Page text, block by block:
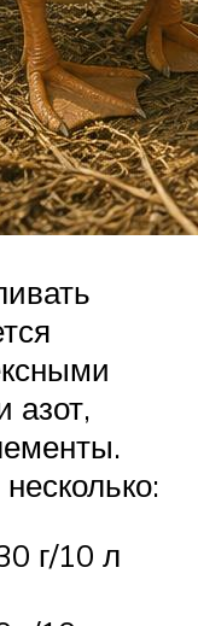
азот,
г/10 л